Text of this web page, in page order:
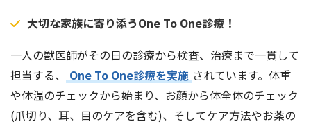
大切な家族に寄り添うOne To One診療！
一人の獣医師がその日の診療から検査、治療まで一貫して
担当する、
One To One診療を実施 されています。体重
や体温のチェックから始まり、お顔から体全体のチェック
(爪切り、耳、目のケアを含む)、そしてケア方法やお薬の